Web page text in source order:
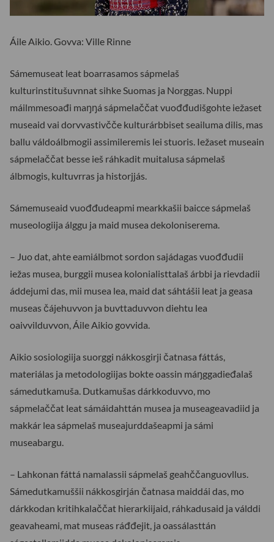
Áile Aikio. Govva: Ville Rinne
Sámemuseat leat boarrasamos sápmelaš
kulturinstitušuvnnat sihke Suomas ja Norggas. Nuppi
máilmmesoađi maŋŋá sápmelaččat vuođđudišgohte iežaset
museaid vai dorvvastivčče kulturárbbiset seailuma dilis, mas
ballu váldoálbmogii assimileremis lei stuoris. Iežaset museain
sápmelaččat besse ieš ráhkadit muitalusa sápmelaš
álbmogis, kultuvrras ja historjjás.
Sámemuseaid vuođđudeapmi mearkkašii baicce sápmelaš
museologiija álggu ja maid musea dekoloniserema.
– Juo dat, ahte eamiálbmot sordon sajádagas vuođđudii
iežas musea, burggii musea kolonialisttalaš árbbi ja rievdadii
áddejumi das, mii musea lea, maid dat sáhtášii leat ja geasa
museas čájehuvvon ja buvttaduvvon diehtu lea
oaivvilduvvon, Áile Aikio govvida.
Aikio sosiologiija suorggi nákkosgirji čatnasa fáttás,
materiálas ja metodologiijas bokte oassin máŋggadieđalaš
sámedutkamuša. Dutkamušas dárkkoduvvo, mo
sápmelaččat leat sámáidahttán musea ja museageavadiid ja
makkár lea sápmelaš museajurddašeapmi ja sámi
museabargu.
– Lahkonan fáttá namalassii sápmelaš geahččanguovllus.
Sámedutkamuššii nákkosgirján čatnasa maiddái das, mo
dárkkodan kritihkalaččat hierarkiijaid, ráhkadusaid ja válddi
geavaheami, mat museas ráđđejit, ja oassálasttán